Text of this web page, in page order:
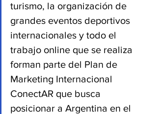
turismo, la organización de
grandes eventos deportivos
internacionales y todo el
trabajo online que se realiza
forman parte del Plan de
Marketing Internacional
ConectAR que busca
posicionar a Argentina en el